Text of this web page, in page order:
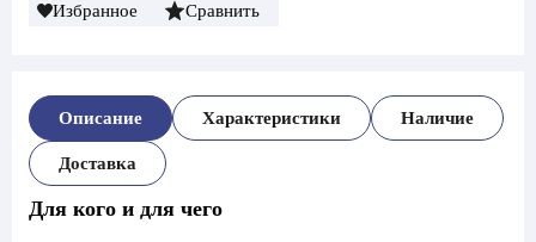
Избранное Сравнить
Описание Характеристики Наличие
Доставка
Для кого и для чего